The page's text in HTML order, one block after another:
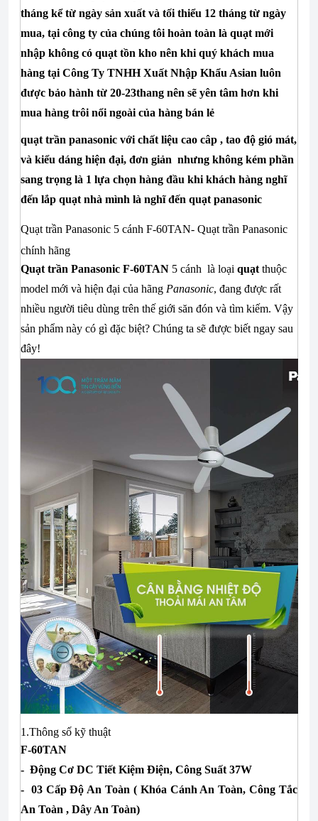
tháng kể từ ngày sản xuất và tối thiểu 12 tháng từ ngày
mua, tại công ty của chúng tôi hoàn toàn là quạt mới
nhập không có quạt tồn kho nên khi quý khách mua
hàng tại Công Ty TNHH Xuất Nhập Khẩu Asian luôn
được bảo hành từ 20-23thang nên sẽ yên tâm hơn khi
mua hàng trôi nổi ngoài của hàng bán lẻ
quạt trần panasonic với chất liệu cao câp , tao độ gió mát,
và kiểu dáng hiện đại, đơn giản nhưng không kém phần
sang trọng là 1 lựa chọn hàng đầu khi khách hàng nghĩ
đến lắp quạt nhà mình là nghĩ đến quạt panasonic
Quạt trần Panasonic 5 cánh F-60TAN- Quạt trần Panasonic
chính hãng
Quạt trần Panasonic F-60TAN 5 cánh là loại quạt thuộc
model mới và hiện đại của hãng Panasonic, đang được rất
nhiều người tiêu dùng trên thế giới săn đón và tìm kiếm. Vậy
sản phẩm này có gì đặc biệt? Chúng ta sẽ được biết ngay sau
đây!
1.Thông số kỹ thuật
F-60TAN
- Động Cơ DC Tiết Kiệm Điện, Công Suất 37W
- 03 Cấp Độ An Toàn ( Khóa Cánh An Toàn, Công Tắc
An Toàn , Dây An Toàn)